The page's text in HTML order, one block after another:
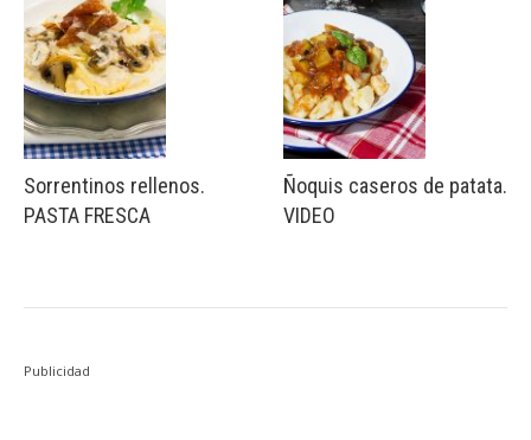
Sorrentinos rellenos.
PASTA FRESCA
Ñoquis caseros de patata.
VIDEO
Publicidad